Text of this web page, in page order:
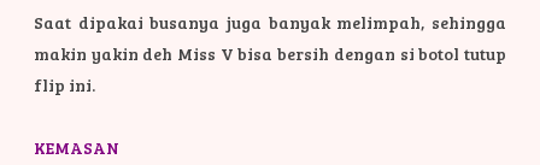
Saat dipakai busanya juga banyak melimpah, sehingga
makin yakin deh Miss V bisa bersih dengan si botol tutup
flip ini.
KEMASAN